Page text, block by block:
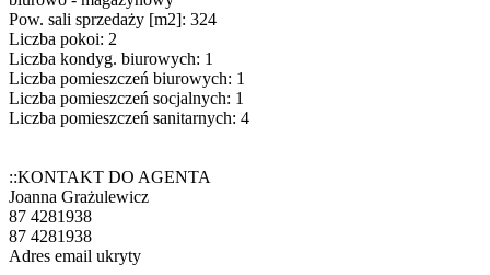
Pow. sali sprzedaży [m2]: 324
Liczba pokoi: 2
Liczba kondyg. biurowych: 1
Liczba pomieszczeń biurowych: 1
Liczba pomieszczeń socjalnych: 1
Liczba pomieszczeń sanitarnych: 4
::KONTAKT DO AGENTA
Joanna Grażulewicz
87 4281938
87 4281938
Adres email ukryty